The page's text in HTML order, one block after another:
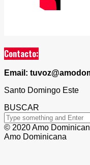
Contacto:
Email:
Santo Domingo Este
BUSCAR
© 2020 Amo
Amo Dominicana